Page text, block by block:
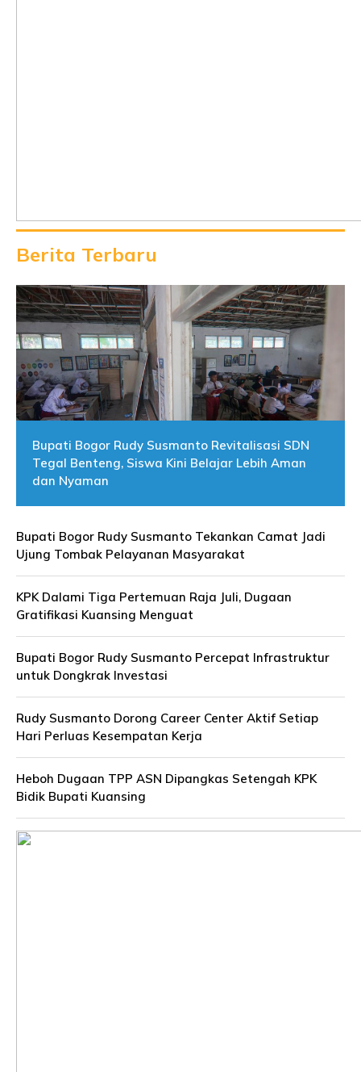
Berita Terbaru
Bupati Bogor Rudy Susmanto Revitalisasi SDN
Tegal Benteng, Siswa Kini Belajar Lebih Aman
dan Nyaman
Bupati Bogor Rudy Susmanto Tekankan Camat Jadi
Ujung Tombak Pelayanan Masyarakat
KPK Dalami Tiga Pertemuan Raja Juli, Dugaan
Gratifikasi Kuansing Menguat
Bupati Bogor Rudy Susmanto Percepat Infrastruktur
untuk Dongkrak Investasi
Rudy Susmanto Dorong Career Center Aktif Setiap
Hari Perluas Kesempatan Kerja
Heboh Dugaan TPP ASN Dipangkas Setengah KPK
Bidik Bupati Kuansing